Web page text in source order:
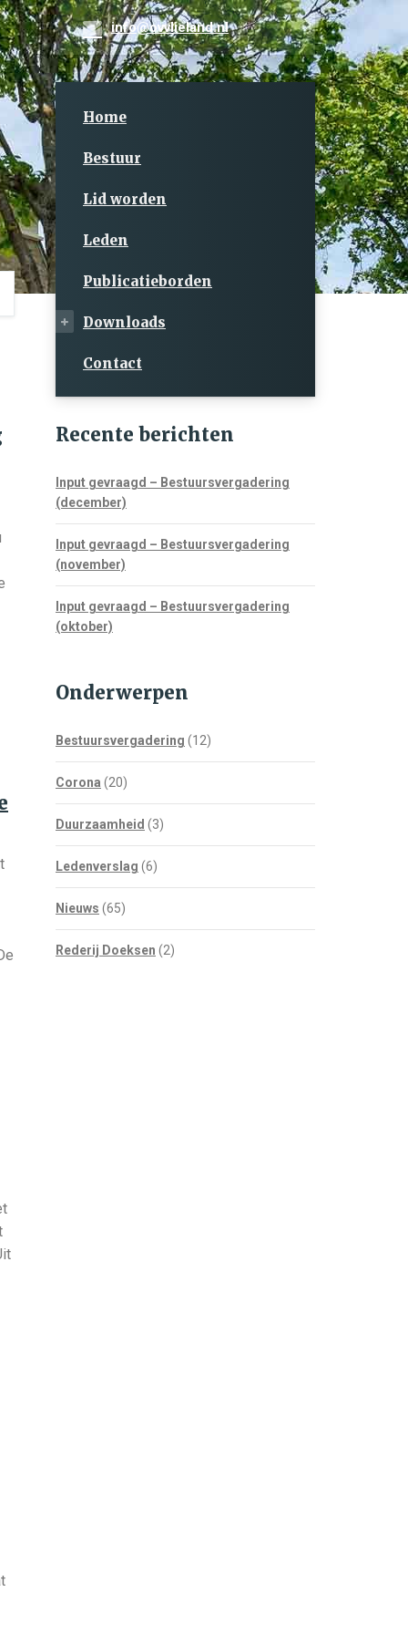
info@ovvlieland.nl
Home
Bestuur
Lid worden
Leden
Publicatieborden
Downloads
Contact
Recente berichten
Input gevraagd – Bestuursvergadering
(december)
Input gevraagd – Bestuursvergadering
(november)
Input gevraagd – Bestuursvergadering
(oktober)
Onderwerpen
Bestuursvergadering (12)
Corona (20)
Duurzaamheid (3)
Ledenverslag (6)
Nieuws (65)
Rederij Doeksen (2)